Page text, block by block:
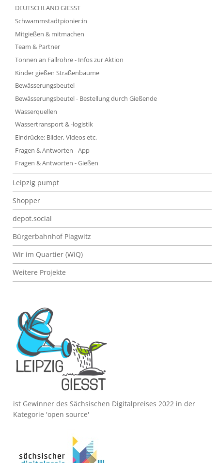
DEUTSCHLAND GIESST
Schwammstadtpionier:in
Mitgießen & mitmachen
Team & Partner
Tonnen an Fallrohre - Infos zur Aktion
Kinder gießen Straßenbäume
Bewässerungsbeutel
Bewässerungsbeutel - Bestellung durch Gießende
Wasserquellen
Wassertransport & -logistik
Eindrücke: Bilder, Videos etc.
Fragen & Antworten - App
Fragen & Antworten - Gießen
Leipzig pumpt
Shopper
depot.social
Bürgerbahnhof Plagwitz
Wir im Quartier (WiQ)
Weitere Projekte
Bild
ist Gewinner des Sächsischen Digitalpreises 2022 in der
Kategorie 'open source'